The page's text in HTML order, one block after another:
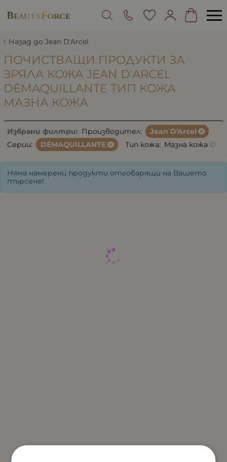
Назад до Jean D'Arcel
ПОЧИСТВАЩИ ПРОДУКТИ ЗА
ЗРЯЛА КОЖА JEAN D'ARCEL
DÉMAQUILLANTE ТИП КОЖА
МАЗНА КОЖА
Избрани филтри: Производител:
Jean D'Arcel
Серии:
DÉMAQUILLANTE Тип кожа: Мазна кожа
Няма намерени продукти отговарящи на Вашето
търсене!